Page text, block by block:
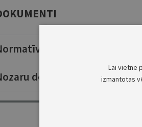
akti
dokumenti un ziņas
Lai vietne
izmantotas